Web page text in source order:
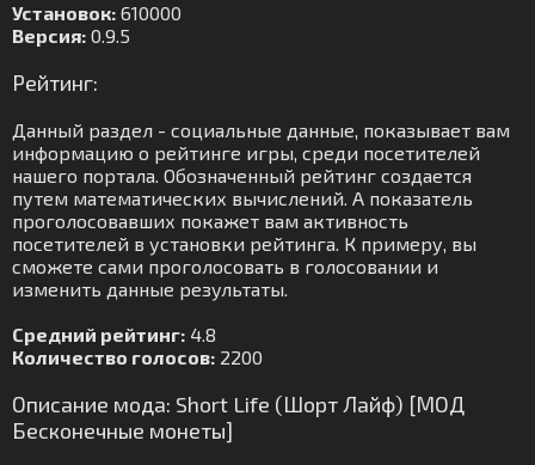
Установок: 610000
Версия: 0.9.5
Рейтинг:
Данный раздел - социальные данные, показывает вам
информацию о рейтинге игры, среди посетителей
нашего портала. Обозначенный рейтинг создается
путем математических вычислений. А показатель
проголосовавших покажет вам активность
посетителей в установки рейтинга. К примеру, вы
сможете сами проголосовать в голосовании и
изменить данные результаты.
Средний рейтинг: 4.8
Количество голосов: 2200
Описание мода: Short Life (Шорт Лайф) [МОД
Бесконечные монеты]